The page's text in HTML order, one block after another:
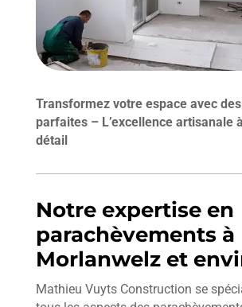
Transformez votre espace avec
parfaites – L’excellence artisanale
détail
Notre expertise en
parachèvements à
Morlanwelz et
Mathieu Vuyts Construction se